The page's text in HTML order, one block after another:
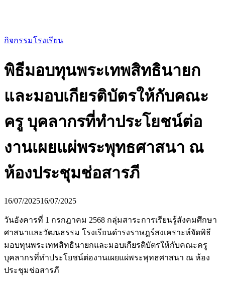
กิจกรรมโรงเรียน
พิธีมอบทุนพระเทพสิทธินายก
และมอบเกียรติบัตรให้กับคณะ
ครู บุคลากรที่ทำประโยชน์ต่อ
งานเผยแผ่พระพุทธศาสนา ณ
ห้องประชุมช่อสารภี
16/07/202516/07/2025
วันอังคารที่ 1 กรกฎาคม 2568 กลุ่มสาระการเรียนรู้สังคมศึกษา
ศาสนาและวัฒนธรรม โรงเรียนดำรงราษฎร์สงเคราะห์จัดพิธี
มอบทุนพระเทพสิทธินายกและมอบเกียรติบัตรให้กับคณะครู
บุคลากรที่ทำประโยชน์ต่องานเผยแผ่พระพุทธศาสนา ณ ห้อง
ประชุมช่อสารภี